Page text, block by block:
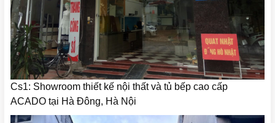
Cs1: Showroom thiết kế nội thất và tủ bếp cao cấp
ACADO tại Hà Đông, Hà Nội